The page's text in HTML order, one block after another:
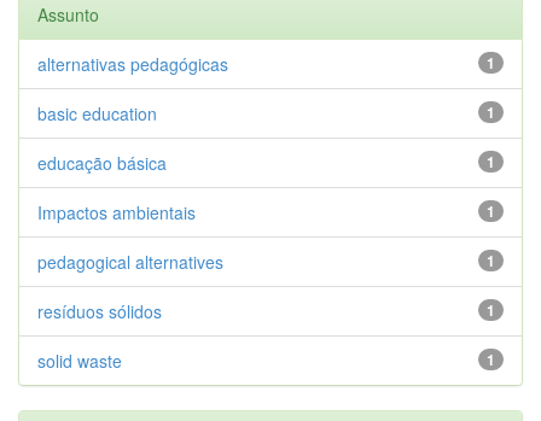
Assunto
1
alternativas pedagógicas
1
basic education
1
educação básica
1
Impactos ambientais
1
pedagogical alternatives
1
resíduos sólidos
1
solid waste